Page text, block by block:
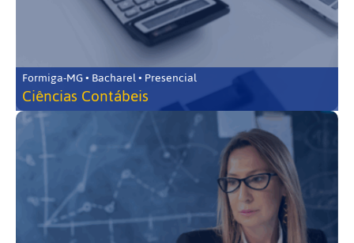
Formiga-MG • Bacharel • Presencial
Ciências Contábeis